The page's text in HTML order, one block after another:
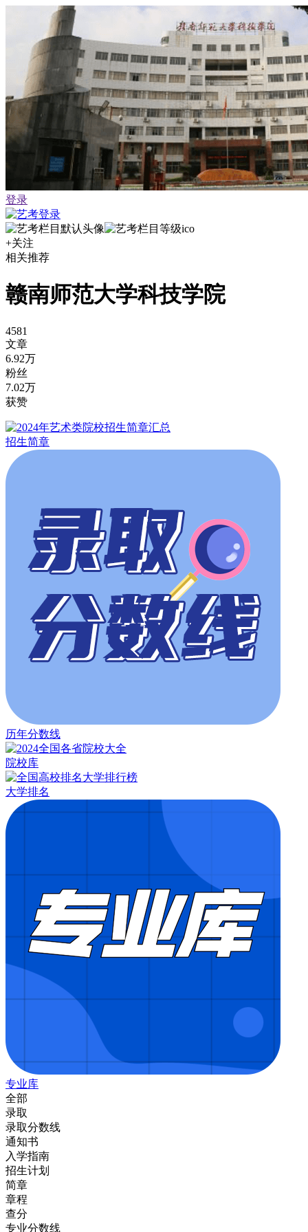
登录
+关注
相关推荐
赣南师范大学科技学院
4581
文章
6.92万
粉丝
7.02万
获赞
招生简章
历年分数线
院校库
大学排名
专业库
全部
录取
录取分数线
通知书
入学指南
招生计划
简章
章程
查分
专业分数线